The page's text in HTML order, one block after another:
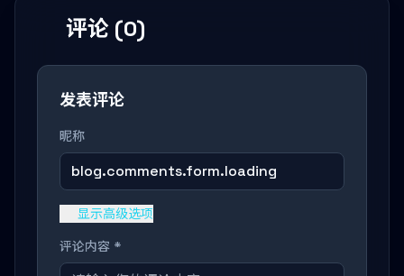
评论 (0)
发表评论
昵称
blog.comments.form.loading
显示高级选项
评论内容 *